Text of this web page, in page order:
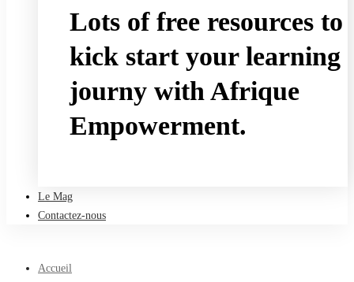
Lots of free resources to
kick start your learning
journy with Afrique
Empowerment.
Le Mag
Contactez-nous
Accueil